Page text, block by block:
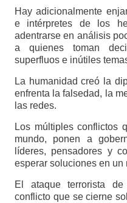
Hay adicionalmente
e intérpretes de los
adentrarse en análisis
a quienes toman
superfluos e inútiles
La humanidad creó la
enfrenta la falsedad, la
las redes.
Los múltiples conflictos
mundo, ponen a
líderes, pensadores y
esperar soluciones en
El ataque terrorista
conflicto que se cierne